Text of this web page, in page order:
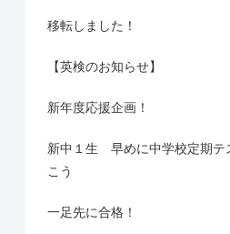
移転しました！
【英検のお知らせ】
新年度応援企画！
新中１生 早めに中学校定期テ
こう
一足先に合格！